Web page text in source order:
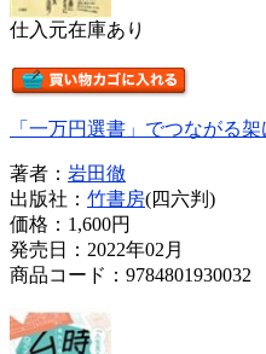
仕入元在庫あり
「一万円選書」でつながる
著者： 岩田徹
出版社： 竹書房(四六判)
価格： 1,600円
発売日：2022年02月
商品コード：9784801930032